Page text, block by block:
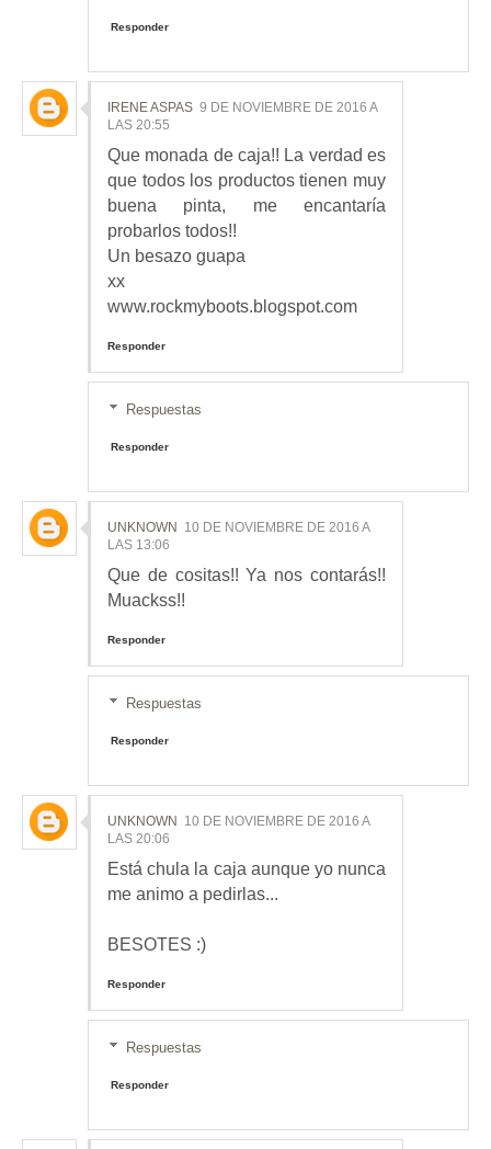
Responder
IRENE ASPAS 9 DE NOVIEMBRE DE 2016 A
LAS 20:55
Que monada de caja!! La verdad es
que todos los productos tienen muy
buena pinta, me encantaría
probarlos todos!!
Un besazo guapa
xx
www.rockmyboots.blogspot.com
Responder
Respuestas
Responder
UNKNOWN
10 DE NOVIEMBRE DE 2016 A
LAS 13:06
Que de cositas!! Ya nos contarás!!
Muackss!!
Responder
Respuestas
Responder
UNKNOWN 10 DE NOVIEMBRE DE 2016 A
LAS 20:06
Está chula la caja aunque yo nunca
me animo a pedirlas...
BESOTES :)
Responder
Respuestas
Responder